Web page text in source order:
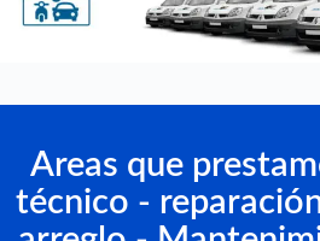
Areas que
técnico -